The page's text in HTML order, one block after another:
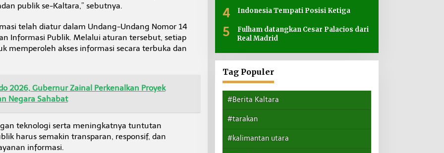
publik se-Kaltara,” sebutnya.
telah diatur dalam Undang-Undang Nomor 14
Informasi Publik. Melalui aturan tersebut, setiap
memperoleh akses informasi secara terbuka dan
2026, Gubernur Zainal Perkenalkan Proyek
Negara Sahabat
teknologi serta meningkatnya tuntutan
harus semakin transparan, responsif, dan
informasi.
4 Indonesia Tempati Posisi Ketiga
5
Fulham datangkan Cesar Palacios dari
Real Madrid
Tag Populer
#Berita Kaltara
#tarakan
#kalimantan utara